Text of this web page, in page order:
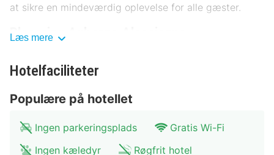
at sikre en mindeværdig oplevelse for alle gæster.
Placering Auberge Alsacienne
kun få skridt fra byens centrum. Hotellet ligger tæt på
som kun er 200 meter væk. Området byder på mange
kulturelle oplevelser, herunder en smuk park 300 meter
fra hotellet og en historisk kirke 500 meter væk. For
Læs mere
Hotelfaciliteter
Populære på hotellet
Ingen parkeringsplads
Gratis Wi-Fi
Ingen kæledyr
Røgfrit hotel